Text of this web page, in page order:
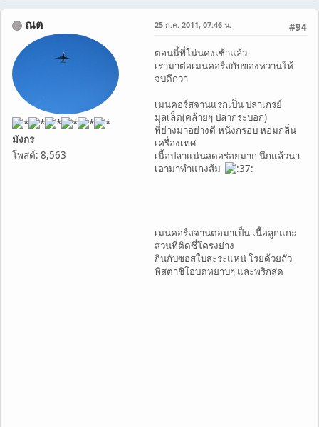
ณต
มังกร
โพสต์: 8,563
#94
25 ก.ค. 2011, 07:46 น.
ตอนนี้ที่โน่นคงเช้าแล้ว
เรามาต่อเมนคอร์สกับของหวานให้
จบดีกว่า
เมนคอร์สจานแรกเป็น ปลาเกรย์
มุลเล็ต(คล้ายๆ ปลากระบอก)
ที่ย่างมาอย่างดี หนังกรอบ หอมกลิ่น
เครื่องเทศ
เนื้อปลาแน่นสดอร่อยมาก นึกแล้วน่า
เอามาทำแกงส้ม
เมนคอร์สจานต่อมาเป็น เนื้อลูกแกะ
ส่วนที่ติดซี่โครงย่าง
กินกับซอสใบสะระแหน่ โรยด้วยถั่ว
พิสตาชิโอบดหยาบๆ และพริกสด